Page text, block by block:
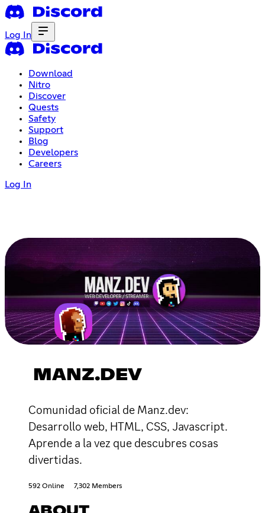
Log In
Download
Nitro
Discover
Quests
Safety
Support
Blog
Developers
Careers
Log In
MANZ.DEV
Comunidad oficial de Manz.dev:
Desarrollo web, HTML, CSS, Javascript.
Aprende a la vez que descubres cosas
divertidas.
592 Online 7,302 Members